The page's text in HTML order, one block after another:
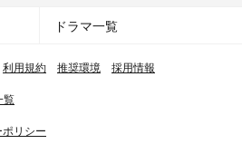
ドラマ一覧
利用規約 推奨環境 採用情報
覧
リシー